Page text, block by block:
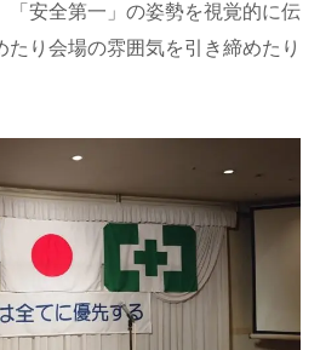
「安全第一」の姿勢を視覚的に伝
たり会場の雰囲気を引き締めたり